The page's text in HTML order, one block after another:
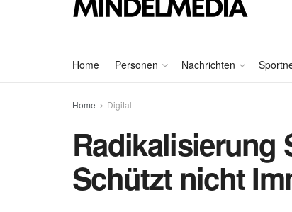
Home Personen Nachrichten
Home Digital
Radikalisierung
Schützt nicht